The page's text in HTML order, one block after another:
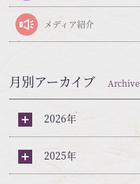
メディア紹介
月別アーカイブArchive
2026年
2025年